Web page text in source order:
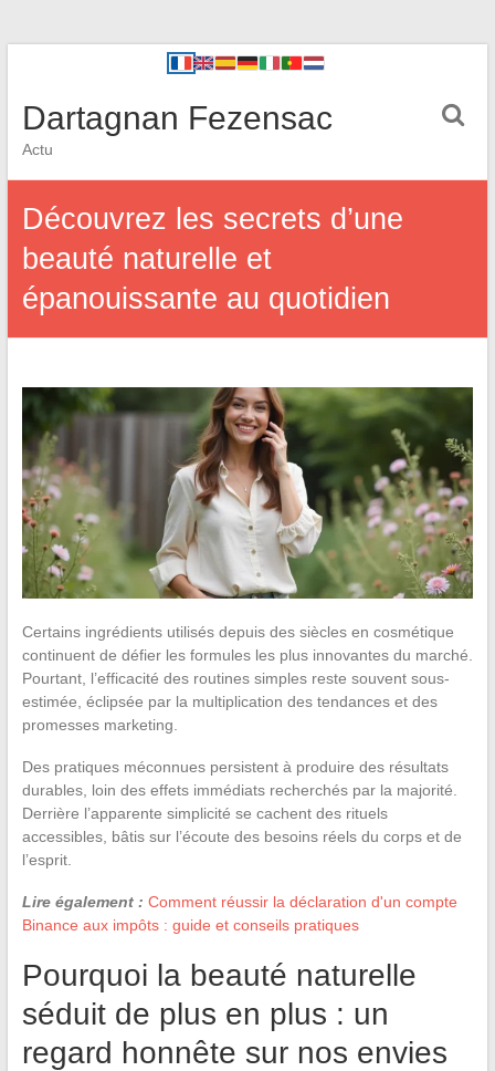
Dartagnan Fezensac
Actu
Découvrez les secrets d’une
beauté naturelle et
épanouissante au quotidien
Certains ingrédients utilisés depuis des siècles en cosmétique
continuent de défier les formules les plus innovantes du marché.
Pourtant, l’efficacité des routines simples reste souvent sous-
estimée, éclipsée par la multiplication des tendances et des
promesses marketing.
Des pratiques méconnues persistent à produire des résultats
durables, loin des effets immédiats recherchés par la majorité.
Derrière l’apparente simplicité se cachent des rituels
accessibles, bâtis sur l’écoute des besoins réels du corps et de
l’esprit.
Lire également : Comment réussir la déclaration d'un compte
Binance aux impôts : guide et conseils pratiques
Pourquoi la beauté naturelle
séduit de plus en plus : un
regard honnête sur nos envies